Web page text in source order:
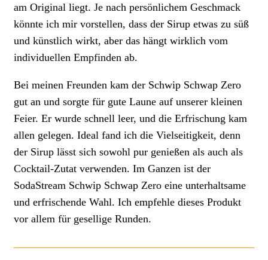
am Original liegt. Je nach persönlichem Geschmack
könnte ich mir vorstellen, dass der Sirup etwas zu süß
und künstlich wirkt, aber das hängt wirklich vom
individuellen Empfinden ab.
Bei meinen Freunden kam der Schwip Schwap Zero
gut an und sorgte für gute Laune auf unserer kleinen
Feier. Er wurde schnell leer, und die Erfrischung kam
allen gelegen. Ideal fand ich die Vielseitigkeit, denn
der Sirup lässt sich sowohl pur genießen als auch als
Cocktail-Zutat verwenden. Im Ganzen ist der
SodaStream Schwip Schwap Zero eine unterhaltsame
und erfrischende Wahl. Ich empfehle dieses Produkt
vor allem für gesellige Runden.